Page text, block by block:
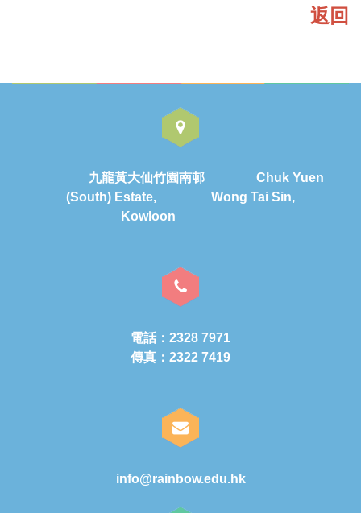
返回
九龍黃大仙竹園南邨 Chuk Yuen
(South) Estate, Wong Tai Sin,
Kowloon
電話：2328 7971
傳真：2322 7419
info@rainbow.edu.hk